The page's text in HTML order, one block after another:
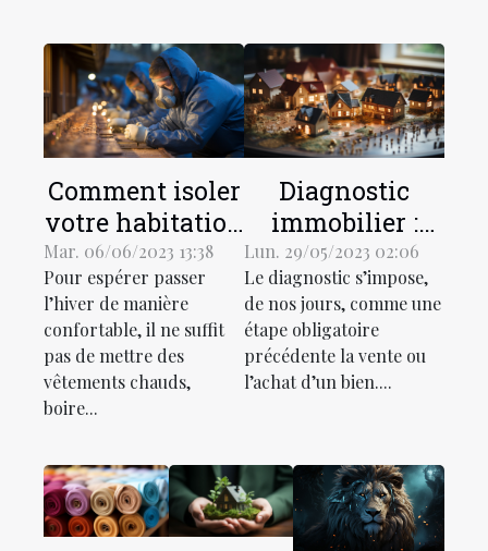
Comment isoler
votre habitation
et économiser
de l’énergie
pendant
l’hiver ?
Mar. 06/06/2023 13:38
Pour espérer passer
l’hiver de manière
confortable, il ne suffit
pas de mettre des
vêtements chauds,
boire...
Diagnostic
immobilier :
quelques
informations
capitales à
connaître
absolument
Lun. 29/05/2023 02:06
Le diagnostic s’impose,
de nos jours, comme une
étape obligatoire
précédente la vente ou
l’achat d’un bien....